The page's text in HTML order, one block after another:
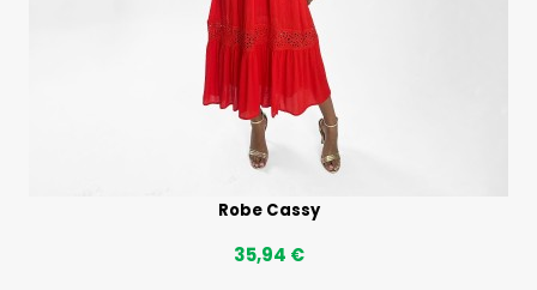
Robe Cassy
35,94 €